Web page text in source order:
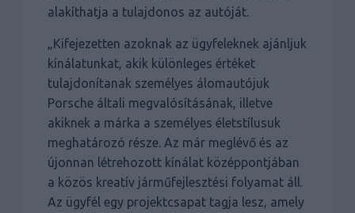
alakíthatja a tulajdonos az autóját.
„Kifejezetten azoknak az ügyfeleknek ajánljuk
kínálatunkat, akik különleges értéket
tulajdonítanak személyes álomautójuk
Porsche általi megvalósításának, illetve
akiknek a márka a személyes életstílusuk
meghatározó része. Az már meglévő és az
újonnan létrehozott kínálat középpontjában
a közös kreatív járműfejlesztési folyamat áll.
Az ügyfél egy projektcsapat tagja lesz, amely